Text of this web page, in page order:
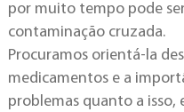
por muito tempo pode
contaminação cruzada.
Procuramos orientá-la
medicamentos e a
problemas quanto a isso,